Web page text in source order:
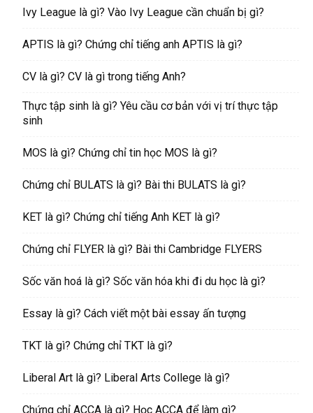
Ivy League là gì? Vào Ivy League cần chuẩn bị gì?
APTIS là gì? Chứng chỉ tiếng anh APTIS là gì?
CV là gì? CV là gì trong tiếng Anh?
Thực tập sinh là gì? Yêu cầu cơ bản với vị trí thực tập
sinh
MOS là gì? Chứng chỉ tin học MOS là gì?
Chứng chỉ BULATS là gì? Bài thi BULATS là gì?
KET là gì? Chứng chỉ tiếng Anh KET là gì?
Chứng chỉ FLYER là gì? Bài thi Cambridge FLYERS
Sốc văn hoá là gì? Sốc văn hóa khi đi du học là gì?
Essay là gì? Cách viết một bài essay ấn tượng
TKT là gì? Chứng chỉ TKT là gì?
Liberal Art là gì? Liberal Arts College là gì?
Chứng chỉ ACCA là gì? Học ACCA để làm gì?